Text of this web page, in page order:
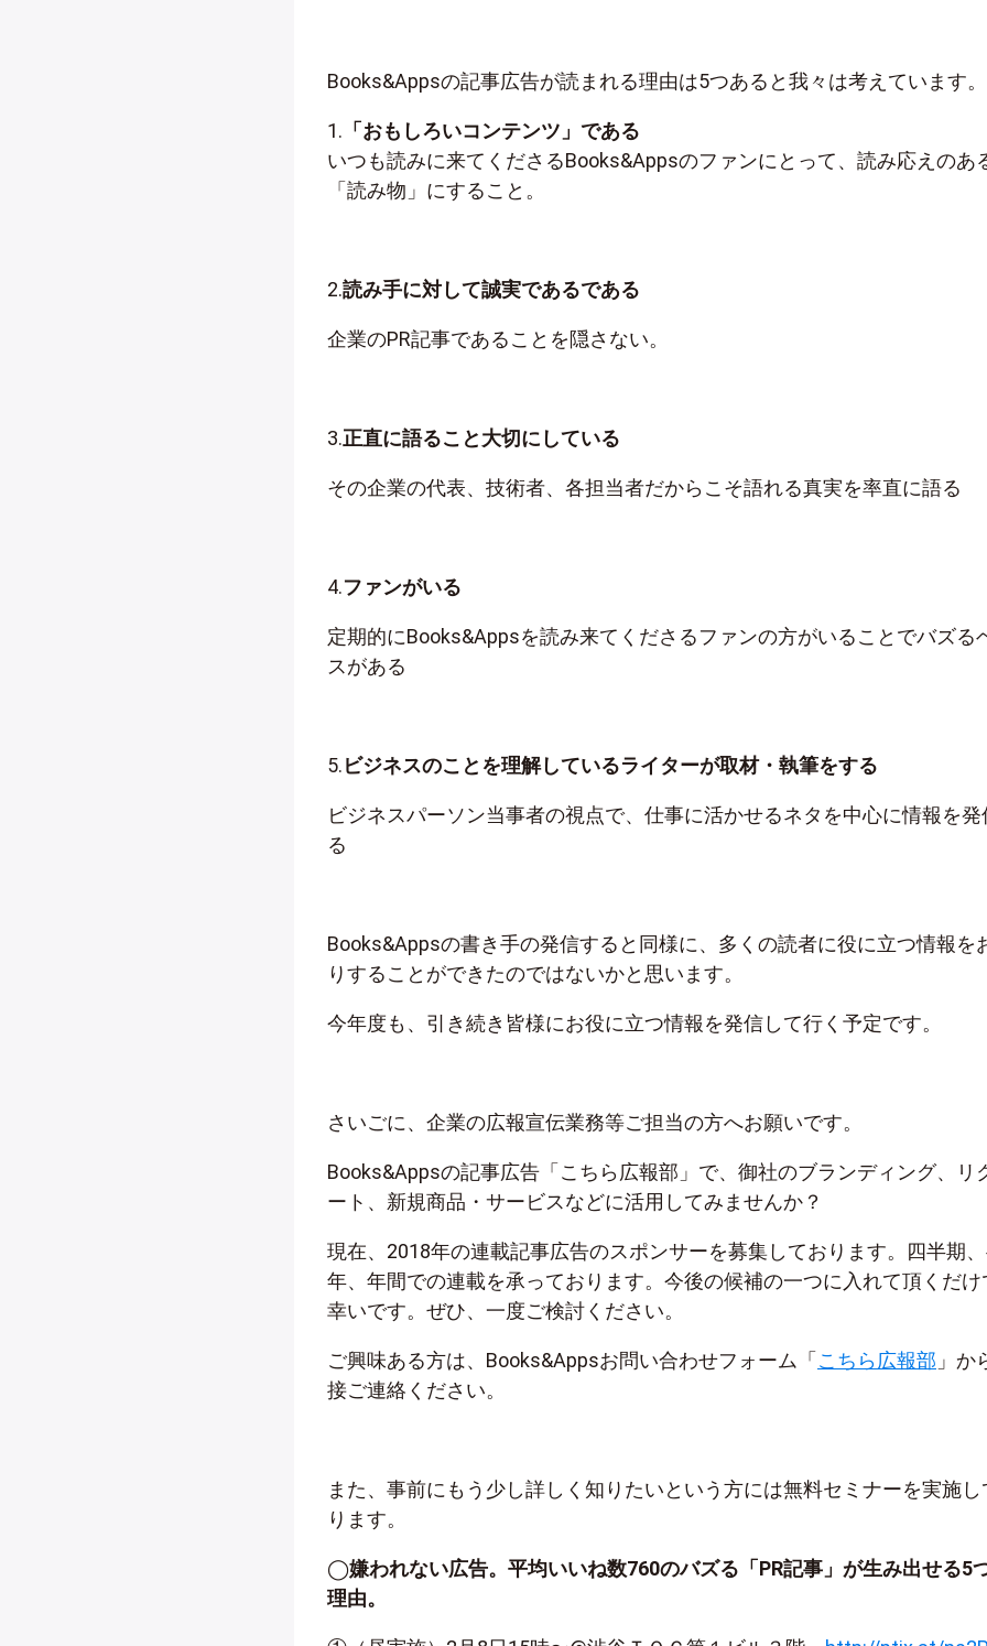
Books&Appsの記事広告が読まれる理由は5つあると我々は考えています。
1. 「おもしろいコンテンツ」である
いつも読みに来てくださるBooks&Appsのファンにとって、読み応えのあ
「読み物」にすること。
2.読み手に対して誠実であるである
企業のPR記事であることを隠さない。
3.正直に語ること大切にしている
その企業の代表、技術者、各担当者だからこそ語れる真実を率直に語る
4.ファンがいる
定期的にBooks&Appsを読み来てくださるファンの方がいることでバズる
スがある
5.ビジネスのことを理解しているライターが取材・執筆をする
ビジネスパーソン当事者の視点で、仕事に活かせるネタを中心に情報を発
る
Books&Appsの書き手の発信すると同様に、多くの読者に役に立つ情報を
りすることができたのではないかと思います。
今年度も、引き続き皆様にお役に立つ情報を発信して行く予定です。
さいごに、企業の広報宣伝業務等ご担当の方へお願いです。
Books&Appsの記事広告「こちら広報部」で、御社のブランディング、リ
ート、新規商品・サービスなどに活用してみませんか？
現在、2018年の連載記事広告のスポンサーを募集しております。四半期
年、年間での連載を承っております。今後の候補の一つに入れて頂くだけ
幸いです。 ぜひ、一度ご検討ください。
ご興味ある方は、Books&Appsお問い合わせフォーム「こちら広報部 」か
接ご連絡ください。
また、事前にもう少し詳しく知りたいという方には無料セミナーを実施し
ります。
◯嫌われない広告。平均いいね数760のバズる「PR記事」が生み出せる5
理由。